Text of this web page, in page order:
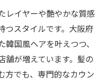
レイヤーや艶やかな質感
つスタイルです。大阪府
国風ヘアを叶えつつ、
舗が増えています。髪の
方でも、専門的なカウン